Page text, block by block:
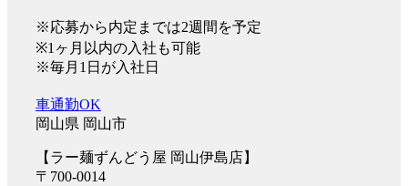
※応募から内定までは2週間を予定
※1ヶ月以内の入社も可能
※毎月1日が入社日
車通勤OK
岡山県 岡山市
【ラー麺ずんどう屋 岡山伊島店】
〒700-0014